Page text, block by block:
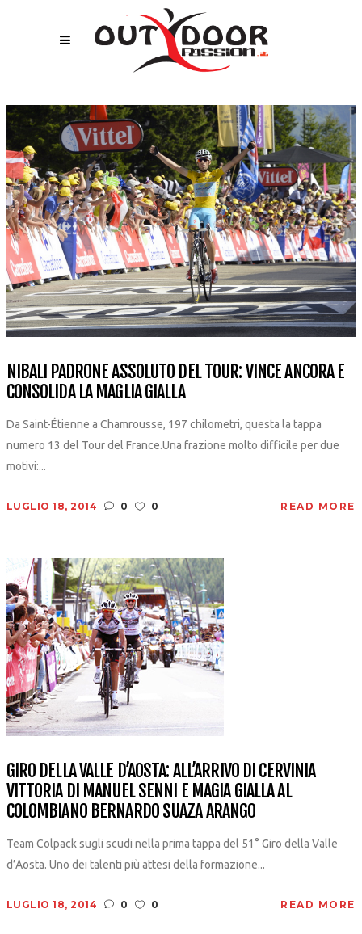
NIBALI PADRONE ASSOLUTO DEL TOUR: VINCE ANCORA E
CONSOLIDA LA MAGLIA GIALLA
Da Saint-Étienne a Chamrousse, 197 chilometri, questa la tappa
numero 13 del Tour del France.Una frazione molto difficile per due
motivi:...
LUGLIO 18, 2014 0 0 READ MORE
GIRO DELLA VALLE D’AOSTA: ALL’ARRIVO DI CERVINIA
VITTORIA DI MANUEL SENNI E MAGIA GIALLA AL
COLOMBIANO BERNARDO SUAZA ARANGO
Team Colpack sugli scudi nella prima tappa del 51° Giro della Valle
d’Aosta. Uno dei talenti più attesi della formazione...
LUGLIO 18, 2014 0 0 READ MORE